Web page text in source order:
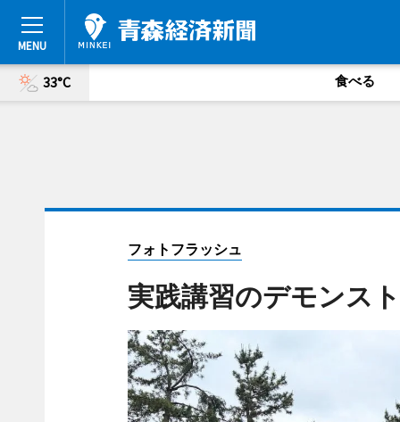
33°C 食べる
フォトフラッシュ
実践講習のデモンス